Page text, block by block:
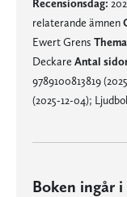
Recensionsdag:
relaterande ämnen
Ewert Grens
Deckare Antal
9789100813819
(2025-12-04);
Boken ingår i